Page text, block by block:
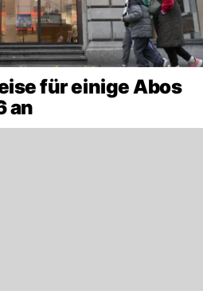
für einige Abos
an